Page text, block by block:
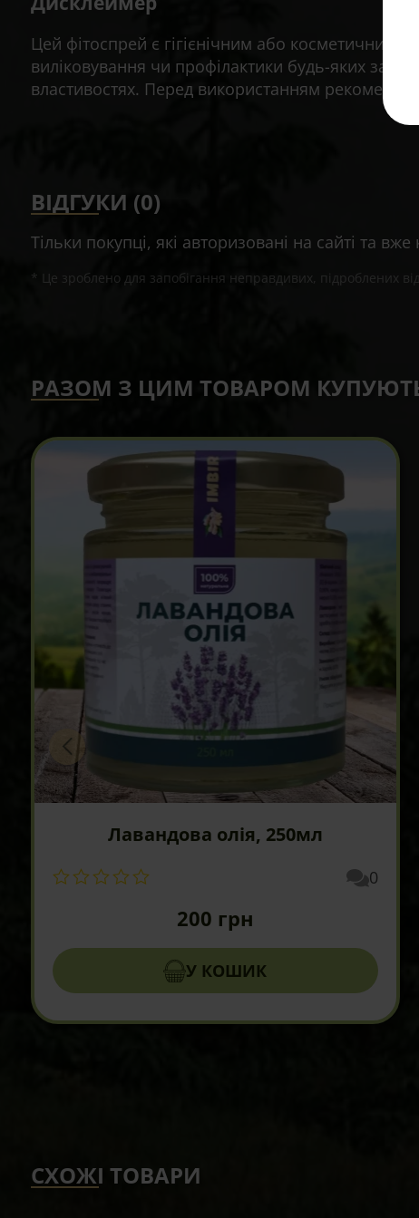
Цей фітоспрей є гігієнічним або косметичним
виліковування чи профілактики будь-яких
властивостях. Перед використанням
ВІДГУКИ (0)
Тільки покупці, які авторизовані на сайті та
* Це зроблено для запобігання неправдивих, підроблених
РАЗОМ З ЦИМ ТОВАРОМ
Лавандова олія, 250мл
0
200 грн
У КОШИК
СХОЖІ ТОВАРИ